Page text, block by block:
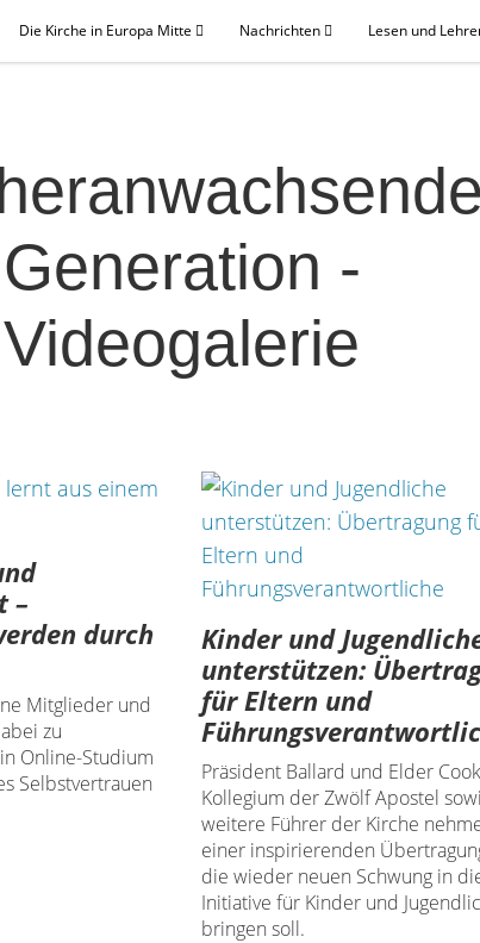
Die Kirche in Europa Mitte Nachrichten Lesen und
Generation -
Videogalerie
–
durch
Mitglieder und
zu
Online-Studium
Selbstvertrauen
Kinder und
unterstützen:
für Eltern und
Präsident Ballard und Elder
Kollegium der Zwölf Apostel
weitere Führer der Kirche
einer inspirierenden
die wieder neuen Schwung in
Initiative für Kinder und
bringen soll.